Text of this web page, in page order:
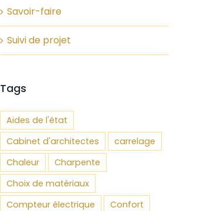
Savoir-faire
Suivi de projet
Tags
Aides de l'état
Cabinet d'architectes
carrelage
Chaleur
Charpente
Choix de matériaux
Compteur électrique
Confort